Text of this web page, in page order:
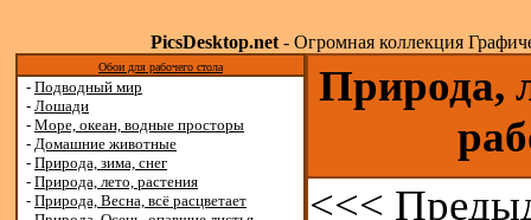
PicsDesktop.net- Огромная коллекция
Обои для рабочего стола
- Подводный мир
- Лошади
- Море, океан, водные просторы
- Домашние животные
- Природа, зима, снег
- Природа, лето, растения
- Природа, Весна, всё расцветает
Природа,
<<<